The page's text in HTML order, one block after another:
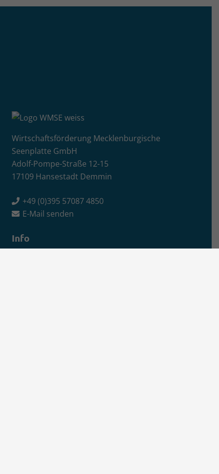
Wirtschaftsförderung Mecklenburgische
Seenplatte GmbH
Adolf-Pompe-Straße 12-15
17109 Hansestadt Demmin
+49 (0)395 57087 4850
E-Mail senden
Info